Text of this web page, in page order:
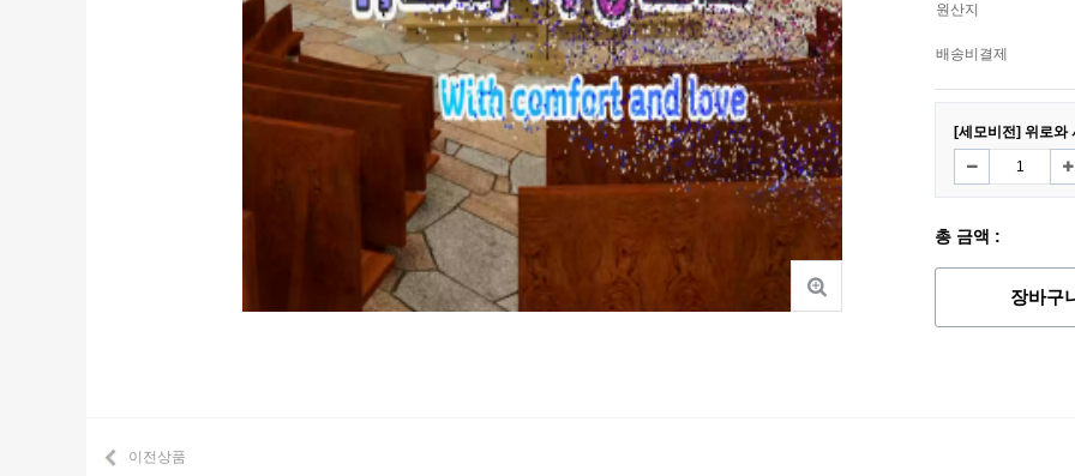
원산지
배송비결제
[세모비전] 위로와
총 금액 :
장바구
이전상품